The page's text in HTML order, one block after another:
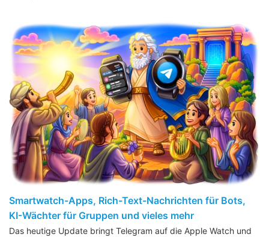
Smartwatch-Apps, Rich-Text-Nachrichten für Bots,
KI-Wächter für Gruppen und vieles mehr
Das heutige Update bringt Telegram auf die Apple Watch und